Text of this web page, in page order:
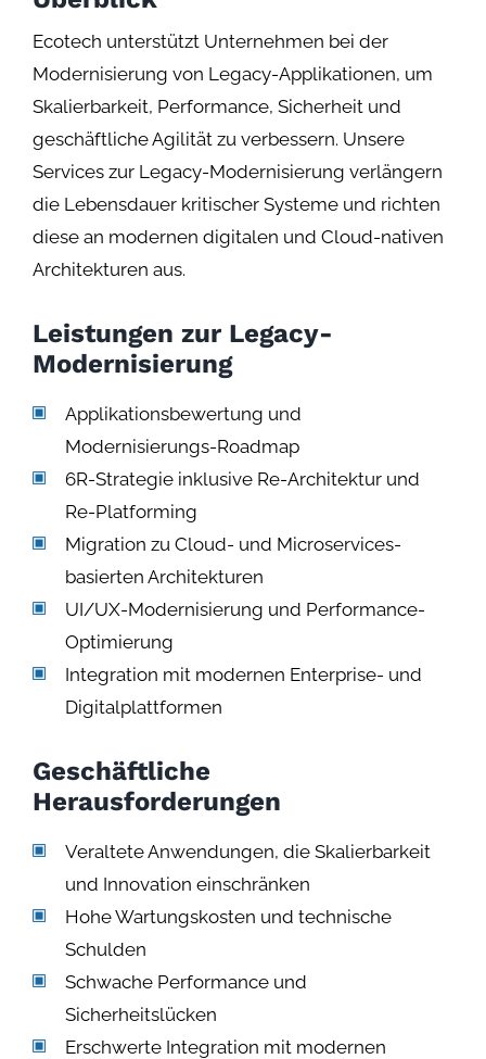
Ecotech unterstützt Unternehmen bei der
Modernisierung von Legacy-Applikationen, um
Skalierbarkeit, Performance, Sicherheit und
geschäftliche Agilität zu verbessern. Unsere
Services zur Legacy-Modernisierung verlängern
die Lebensdauer kritischer Systeme und richten
diese an modernen digitalen und Cloud-nativen
Architekturen aus.
Leistungen zur Legacy-
Modernisierung
Applikationsbewertung und
Modernisierungs-Roadmap
6R-Strategie inklusive Re-Architektur und
Re-Platforming
Migration zu Cloud- und Microservices-
basierten Architekturen
UI/UX-Modernisierung und Performance-
Optimierung
Integration mit modernen Enterprise- und
Digitalplattformen
Geschäftliche
Herausforderungen
Veraltete Anwendungen, die Skalierbarkeit
und Innovation einschränken
Hohe Wartungskosten und technische
Schulden
Schwache Performance und
Sicherheitslücken
Erschwerte Integration mit modernen